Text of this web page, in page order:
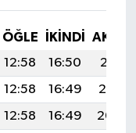
ÖĞLE İKINDI
12:58 16:50
20:11
12:58 16:49
20:10
12:58 16:49
20:09